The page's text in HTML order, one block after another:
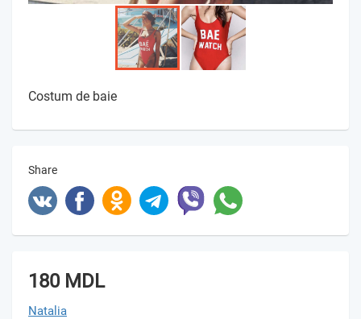
Costum de baie
Share
180 MDL
Natalia